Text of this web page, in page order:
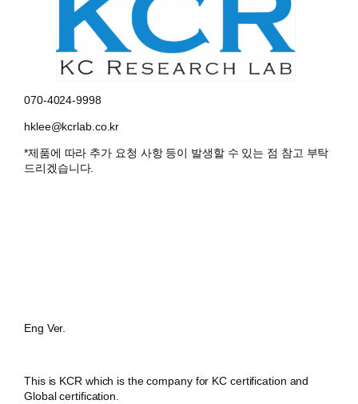
070-4024-9998
hklee@kcrlab.co.kr
*제품에 따라 추가 요청 사항 등이 발생할 수 있는 점 참고 부탁
드리겠습니다.
Eng Ver.
This is KCR which is the company for KC certification and
Global certification.